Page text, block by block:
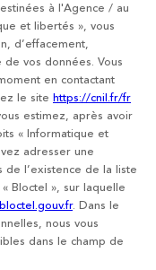
à l'Agence / au
et libertés », vous
d’effacement,
vos données. Vous
en contactant
le site https://cnil.fr/fr
estimez, après avoir
« Informatique et
adresser une
de l’existence de la liste
Bloctel », sur laquelle
. Dans le
nous vous
dans le champ de